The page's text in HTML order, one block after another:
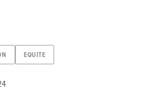
EQUITE